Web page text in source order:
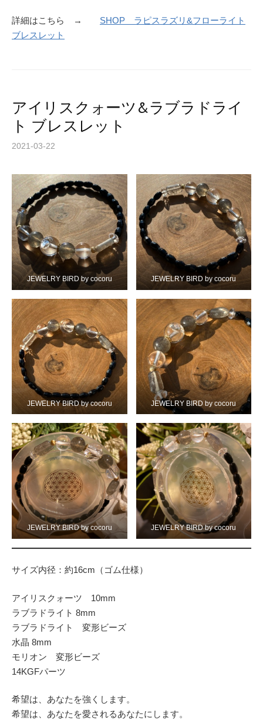
詳細はこちら → SHOP ラピスラズリ&フローライト
ブレスレット
アイリスクォーツ&ラブラドライ
ト ブレスレット
2021-03-22
JEWELRY BIRD by cocoru JEWELRY BIRD by cocoru
JEWELRY BIRD by cocoru JEWELRY BIRD by cocoru
JEWELRY BIRD by cocoru JEWELRY BIRD by cocoru
サイズ内径：約16cm（ゴム仕様）
アイリスクォーツ 10mm
ラブラドライト 8mm
ラブラドライト 変形ビーズ
水晶 8mm
モリオン 変形ビーズ
14KGFパーツ
希望は、あなたを強くします。
希望は、あなたを愛されるあなたにします。